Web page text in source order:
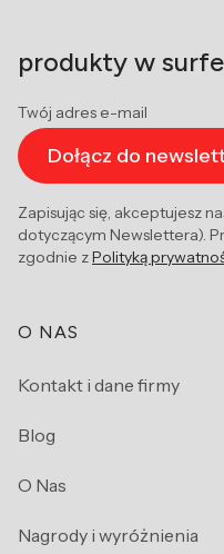
produkty w
Twój adres e-mail
Dołącz do
Zapisując się, akceptujesz
dotyczącym Newslettera).
zgodnie zPolityką
Linki w stopce
O NAS
Kontakt i dane firmy
Blog
O Nas
Nagrody i wyróżnienia